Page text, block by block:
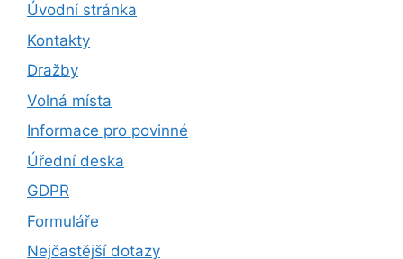
Úvodní stránka
Kontakty
Dražby
Volná místa
Informace pro povinné
Úřední deska
GDPR
Formuláře
Nejčastější dotazy